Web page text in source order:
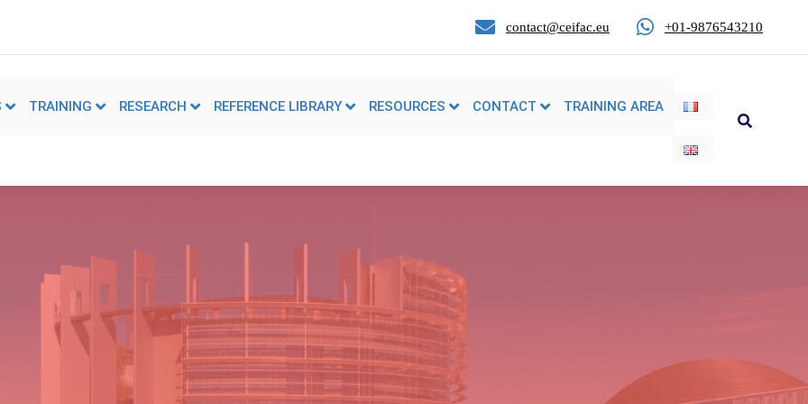
contact@ceifac.eu +01-9876543210
TRAINING RESEARCH REFERENCE LIBRARY RESOURCES CONTACT TRAINING AREA